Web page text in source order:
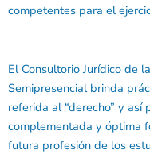
competentes para el
El Consultorio Jurídico de
Semipresencial brinda
referida al “derecho” y
complementada y óptima
futura profesión de los